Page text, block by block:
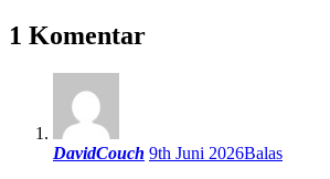
1 Komentar
DavidCouch 9th Juni 2026Balas